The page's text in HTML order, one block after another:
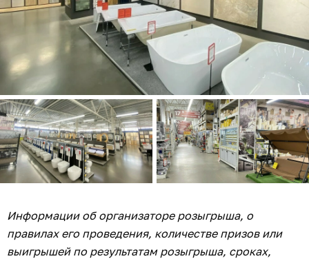
Информации об организаторе розыгрыша, о
правилах его проведения, количестве призов или
выигрышей по результатам розыгрыша, сроках,